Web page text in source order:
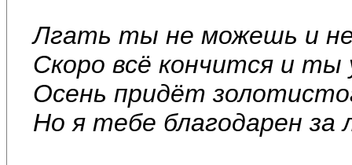
Лгать ты не можешь и
Скоро всё кончится и ты
Осень придёт
Но я тебе благодарен за